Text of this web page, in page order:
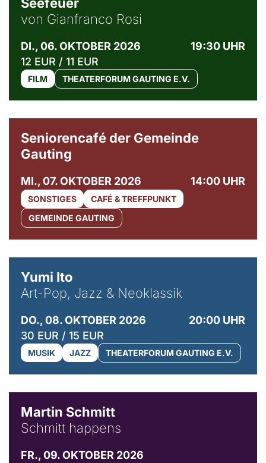
von Gianfranco Rosi
DI., 06. OKTOBER 2026
19:30 UHR
12 EUR / 11 EUR
FILM THEATERFORUM GAUTING E.V.
Seniorencafé der Gemeinde
Gauting
MI., 07. OKTOBER 2026 14:00 UHR
SONSTIGES
CAFÉ & TREFFPUNKT
GEMEINDE GAUTING
Yumi Ito
Art-Pop, Jazz & Neoklassik
DO., 08. OKTOBER 2026
20:00 UHR
30 EUR / 15 EUR
MUSIK JAZZ THEATERFORUM GAUTING E.V.
Martin Schmitt
Schmitt happens
FR., 09. OKTOBER 2026